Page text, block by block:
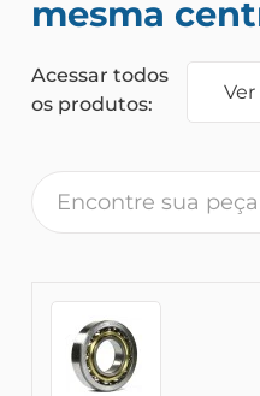
mesma
Acessar todos
os produtos: